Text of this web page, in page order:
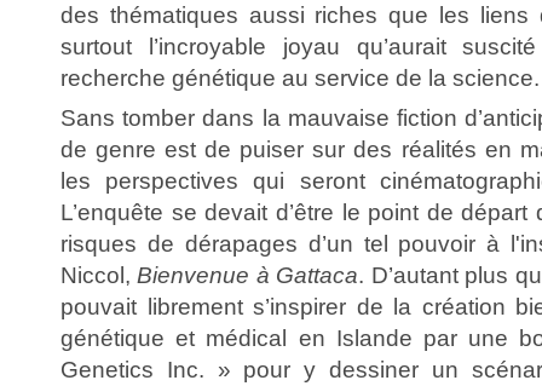
des thématiques aussi riches que les liens
surtout l’incroyable joyau qu’aurait
recherche génétique au service de la science.
Sans tomber dans la mauvaise fiction
de genre est de puiser sur des réalités en
les perspectives qui seront
L’enquête se devait d’être le point de départ
risques de dérapages d’un tel pouvoir à
Niccol,Bienvenue à Gattaca. D’autant plus
pouvait librement s’inspirer de la création
génétique et médical en Islande par une
Genetics Inc. » pour y dessiner un